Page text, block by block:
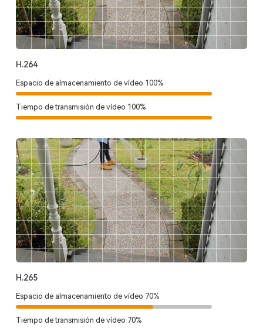
H.264
Espacio de almacenamiento de vídeo 100%
Tiempo de transmisión de vídeo 100%
H.265
Espacio de almacenamiento de vídeo 70%
Tiempo de transmisión de vídeo 70%